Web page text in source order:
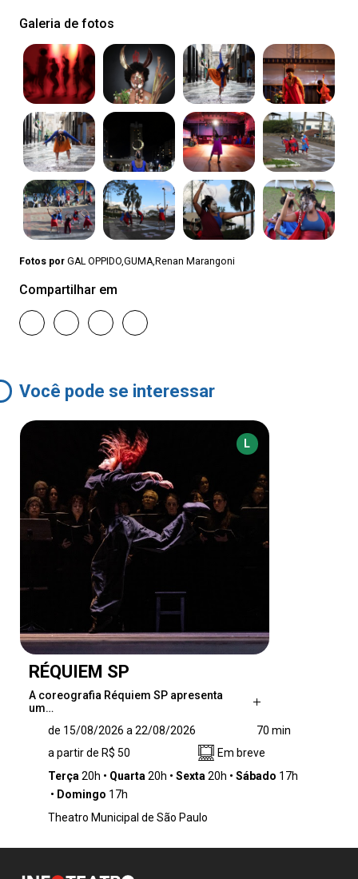
Galeria de fotos
Fotos por GAL OPPIDO,GUMA,Renan Marangoni
Compartilhar em
Você pode se interessar
L
RÉQUIEM SP
A coreografia Réquiem SP apresenta
um…
desafio e um exercício que estabelece um
diálogo entre distintas linhagens de dança,
como o balé, o jumpstyle e as danças urbanas
e populares. A proposta investiga de maneira
entre corpos, contextos e manifestações
Nesse cenário, o movimento do elenco vai
de 15/08/2026 a 22/08/2026
70 min
a partir de R$ 50
Em breve
Terça 20h Quarta 20h Sexta 20h Sábado 17h
Domingo 17h
Theatro Municipal de São Paulo